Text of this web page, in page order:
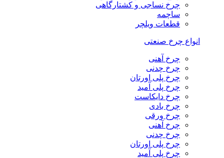
چرخ نساجی و کشتارگاهی
ساچمه
قطعات ویلچر
انواع چرخ صنعتی
چرخ آهنی
چرخ چدنی
چرخ پلی اورتان
چرخ پلی آمید
چرخ دایکاست
چرخ بادی
چرخ ورقی
چرخ آهنی
چرخ چدنی
چرخ پلی اورتان
چرخ پلی آمید